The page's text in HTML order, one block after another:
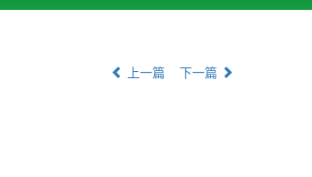
上一篇 下一篇